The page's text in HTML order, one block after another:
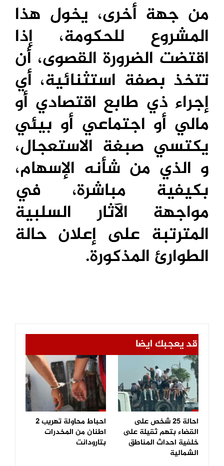
من جهة أخرى، يخول هذا
المشروع للحكومة، إذا
اقتضت الضرورة القصوى، أن
تتخذ بصفة استثنائية، أي
إجراء ذي طابع اقتصادي أو
مالي أو اجتماعي أو بيئي
يكتسي صبغة الاستعجال،
و الذي من شأنه الإسهام،
بكيفية مباشرة، في
مواجهة الآثار السلبية
المترتبة على إعلان حالة
الطوارئ المذكورة.
قد يعجبك ايضا
احالة 25 شخص على
القضاء بتهم ثقيلة على
خلفية احداث المناطق
الشمالية
احباط محاولة تهريب 2
اطنان من المخدرات
بتارودانت